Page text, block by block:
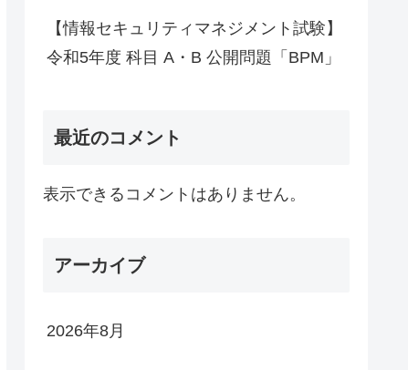
【情報セキュリティマネジメント試験】
令和5年度 科目 A・B 公開問題「BPM」
最近のコメント
表示できるコメントはありません。
アーカイブ
2026年8月